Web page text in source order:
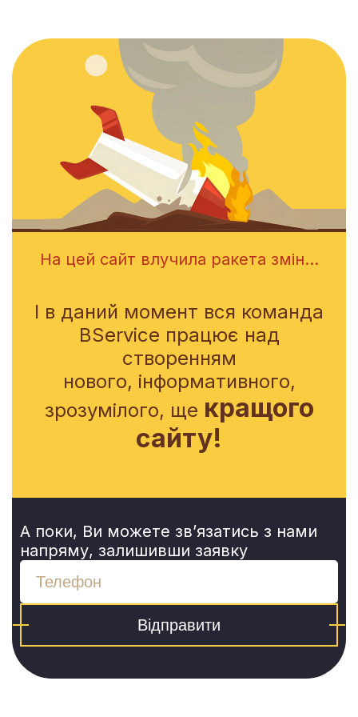
На цей сайт влучила ракета змін...
І в даний момент вся команда
BService працює над
створенням
нового, інформативного,
зрозумілого, ще кращого
сайту!
А поки, Ви можете зв’язатись з нами
напряму, залишивши заявку
Відправити